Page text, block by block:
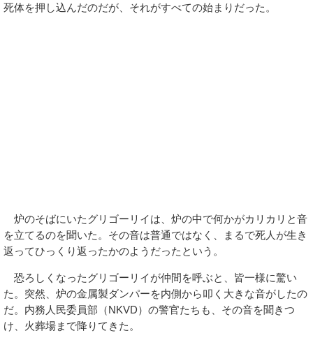
死体を押し込んだのだが、それがすべての始まりだった。
炉のそばにいたグリゴーリイは、炉の中で何かがカリカリと音
を立てるのを聞いた。その音は普通ではなく、まるで死人が生き
返ってひっくり返ったかのようだったという。
恐ろしくなったグリゴーリイが仲間を呼ぶと、皆一様に驚い
た。突然、炉の金属製ダンパーを内側から叩く大きな音がしたの
だ。内務人民委員部（NKVD）の警官たちも、その音を聞きつ
け、火葬場まで降りてきた。